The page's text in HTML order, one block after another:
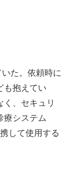
た。依頼時に
も抱えてい
、セキュリ
療システム
して使用する